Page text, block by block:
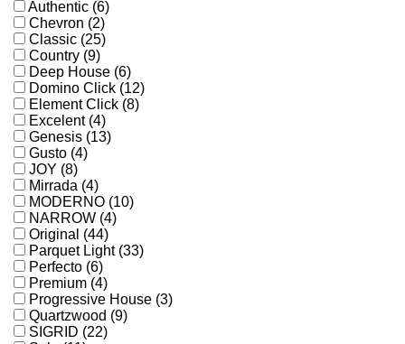
Authentic (6)
Chevron (2)
Classic (25)
Country (9)
Deep House (6)
Domino Click (12)
Element Click (8)
Excelent (4)
Genesis (13)
Gusto (4)
JOY (8)
Mirrada (4)
MODERNO (10)
NARROW (4)
Original (44)
Parquet Light (33)
Perfecto (6)
Premium (4)
Progressive House (3)
Quartzwood (9)
SIGRID (22)